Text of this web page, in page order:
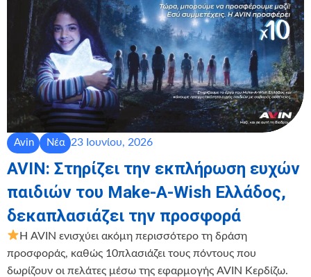
Avin Νέα 23 Ιουνίου, 2026
AVIN: Στηρίζει την εκπλήρωση ευχών
παιδιών του Make-A-Wish Ελλάδος,
δεκαπλασιάζει την προσφορά
Η AVIN ενισχύει ακόμη περισσότερο τη δράση
προσφοράς, καθώς 10πλασιάζει τους πόντους που
δωρίζουν οι πελάτες μέσω της εφαρμογής AVIN Κερδίζω.